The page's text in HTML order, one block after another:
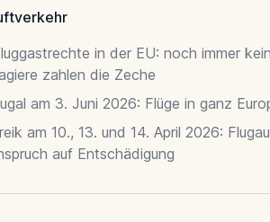
in der EU: noch immer
zahlen die Zeche
am 3. Juni 2026: Flüge in ganz
am 10., 13. und 14. April 2026:
auf Entschädigung